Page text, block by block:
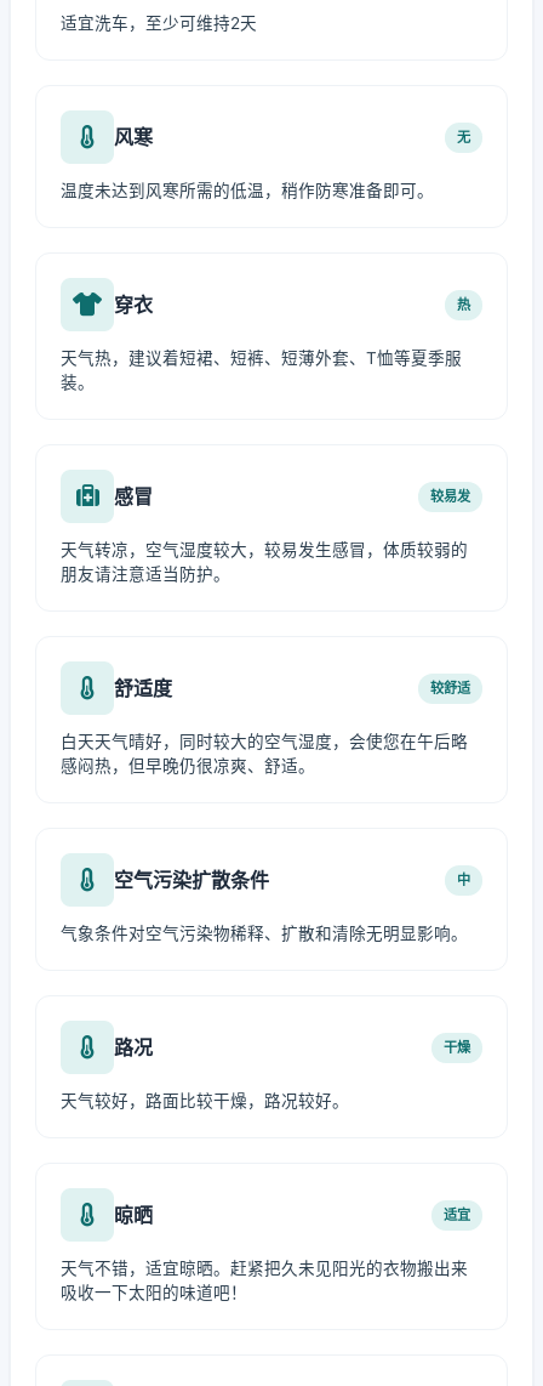
适宜洗车，至少可维持2天
风寒 无
温度未达到风寒所需的低温，稍作防寒准备即可。
穿衣 热
天气热，建议着短裙、短裤、短薄外套、T恤等夏季服
装。
感冒 较易发
天气转凉，空气湿度较大，较易发生感冒，体质较弱的
朋友请注意适当防护。
舒适度 较舒适
白天天气晴好，同时较大的空气湿度，会使您在午后略
感闷热，但早晚仍很凉爽、舒适。
空气污染扩散条件 中
气象条件对空气污染物稀释、扩散和清除无明显影响。
路况 干燥
天气较好，路面比较干燥，路况较好。
晾晒 适宜
天气不错，适宜晾晒。赶紧把久未见阳光的衣物搬出来
吸收一下太阳的味道吧！